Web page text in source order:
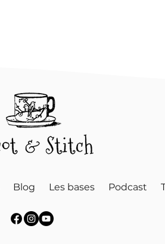
Blog Les bases Podcast